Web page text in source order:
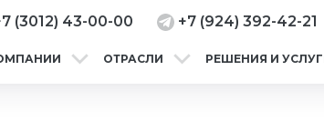
(3012) 43-00-00 +7 (924) 392-42-21
ОТРАСЛИ РЕШЕНИЯ И